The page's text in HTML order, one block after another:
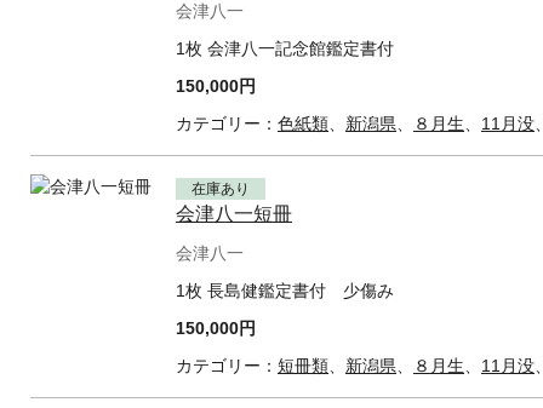
会津八一
1枚 会津八一記念館鑑定書付
150,000円
カテゴリー： 色紙類、 新潟県、 ８月生、 11月没
在庫あり
会津八一短冊
会津八一
1枚 長島健鑑定書付 少傷み
150,000円
カテゴリー： 短冊類、 新潟県、 ８月生、 11月没